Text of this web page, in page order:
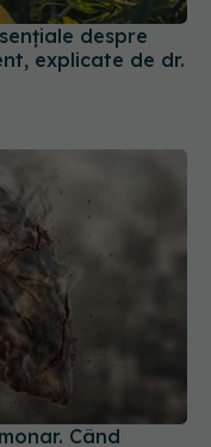
despre
explicate de dr.
Când